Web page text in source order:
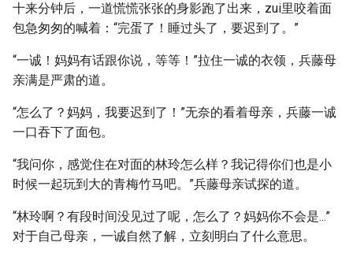
十来分钟后，一道慌慌张张的身影跑了出来，zui里咬着面
包急匆匆的喊着：“完蛋了！睡过头了，要迟到了。”
“一诚！妈妈有话跟你说，等等！”拉住一诚的衣领，兵藤母
亲满是严肃的道。
“怎么了？妈妈，我要迟到了！”无奈的看着母亲，兵藤一诚
一口吞下了面包。
“我问你，感觉住在对面的林玲怎么样？我记得你们也是小
时候一起玩到大的青梅竹马吧。”兵藤母亲试探的道。
“林玲啊？有段时间没见过了呢，怎么了？妈妈你不会是...”
对于自己母亲，一诚自然了解，立刻明白了什么意思。